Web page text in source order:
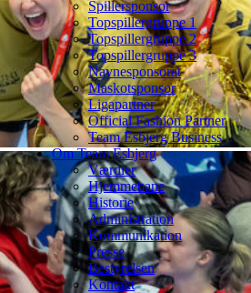
Spillersponsor
Topspillergruppe 1
Topspillergruppe 2
Topspillergruppe 3
Navnesponsorat
Maskotsponsor
Ligapartner
Official Fashion Partner
Team Esbjerg Business
Om Team Esbjerg
Værdier
Hjemmebane
Historie
Administration
Kommunikation
Presse
Bestyrelsen
Kontakt